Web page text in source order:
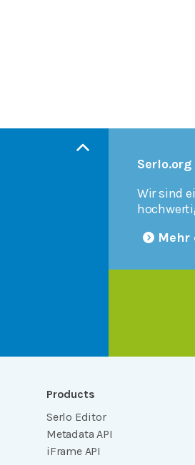
Wir sind
Mehr
Products
Serlo Editor
Metadata API
iFrame API